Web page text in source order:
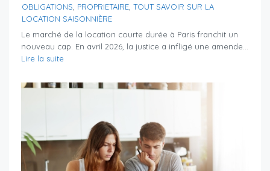
OBLIGATIONS PROPRIETAIRE TOUT SAVOIR SUR LA
LOCATION SAISONNIÈRE
Le marché de la location courte durée à Paris franchit un
nouveau cap. En avril 2026, la justice a infligé une amende...
Lire la suite